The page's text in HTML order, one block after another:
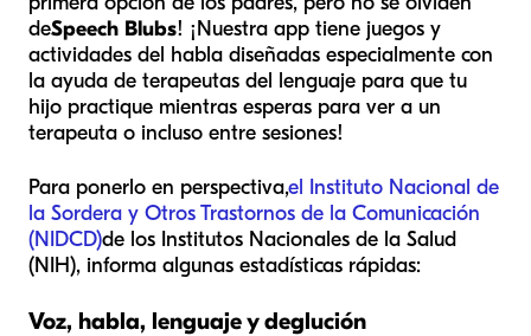
deSpeech Blubs! ¡Nuestra app tiene juegos y
actividades del habla diseñadas especialmente con
la ayuda de terapeutas del lenguaje para que tu
hijo practique mientras esperas para ver a un
terapeuta o incluso entre sesiones!
Para ponerlo en perspectiva,el Instituto Nacional de
la Sordera y Otros Trastornos de la Comunicación
(NIDCD)de los Institutos Nacionales de la Salud
(NIH), informa algunas estadísticas rápidas:
Voz, habla, lenguaje y deglución